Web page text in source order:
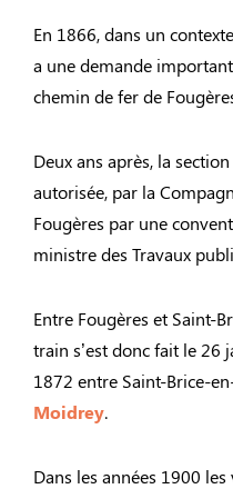
En 1866, dans un
a une demande
chemin de fer de
Deux ans après, la
autorisée, par la
Fougères par une
ministre des Travaux
Entre Fougères et Saint-
train s’est donc fait le 26
1872 entre Saint-Brice-
Moidrey.
Dans les années 1900